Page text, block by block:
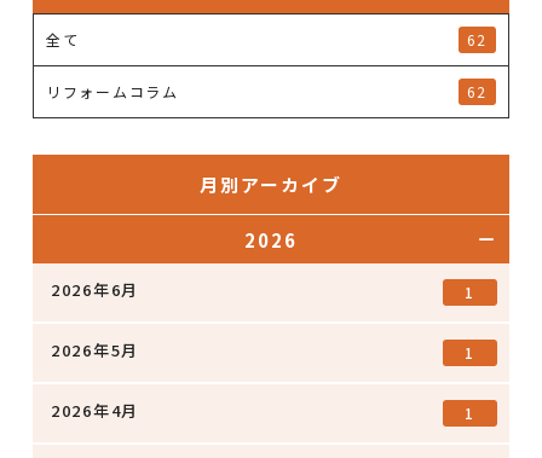
全て 62
リフォームコラム 62
月別アーカイブ
2026
2026年6月 1
2026年5月 1
2026年4月 1